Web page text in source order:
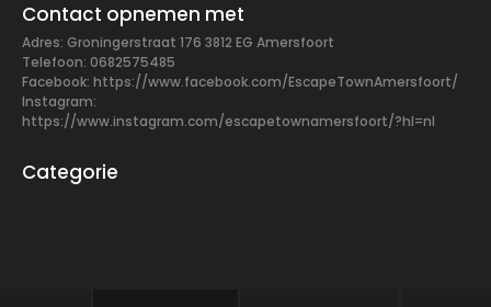
Contact opnemen met
Adres: Groningerstraat 176 3812 EG Amersfoort
Telefoon: 0682575485
Facebook: https://www.facebook.com/EscapeTownAmersfoort/
Instagram:
https://www.instagram.com/escapetownamersfoort/?hl=nl
Categorie